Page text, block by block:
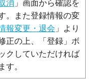
消 」画面から確認を
。また登録情報の変
報変更・退会 」より
正の上、「登録」ボ
クしていただければ
す。